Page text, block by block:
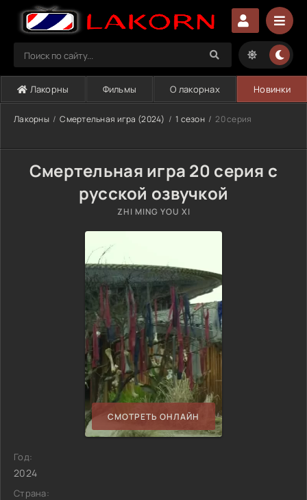
Лакорны Фильмы О лакорнах Новинки
Лакорны Смертельная игра (2024) 1 сезон 20 серия
Смертельная игра 20 серия с
русской озвучкой
ZHI MING YOU XI
СМОТРЕТЬ ОНЛАЙН
Год:
2024
Страна: